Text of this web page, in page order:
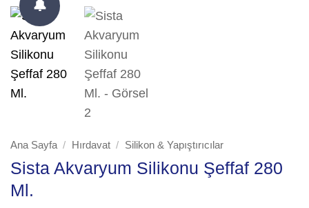
🔔
Ana Sayfa / Hırdavat / Silikon & Yapıştırıcılar
Sista Akvaryum Silikonu Şeffaf 280
Ml.